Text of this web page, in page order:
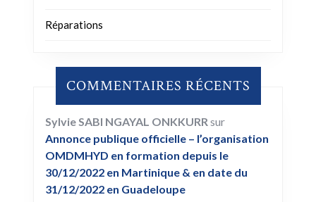
Réparations
COMMENTAIRES RÉCENTS
Sylvie SABI NGAYAL ONKKURR sur
Annonce publique officielle – l’organisation
OMDMHYD en formation depuis le
30/12/2022 en Martinique & en date du
31/12/2022 en Guadeloupe